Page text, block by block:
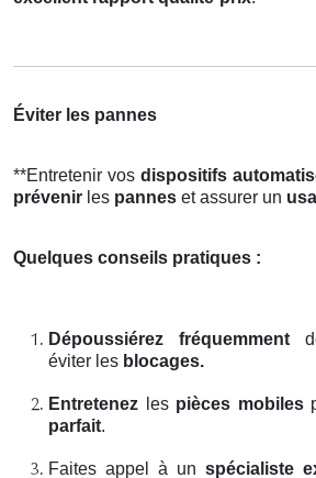
Éviter les pannes
**Entretenir vos dispositifs
prévenir les pannes et assurer un
Quelques conseils pratiques :
Dépoussiérez fréquemment
éviter les blocages.
Entretenez les pièces mobiles
parfait.
Faites appel à un spécialiste